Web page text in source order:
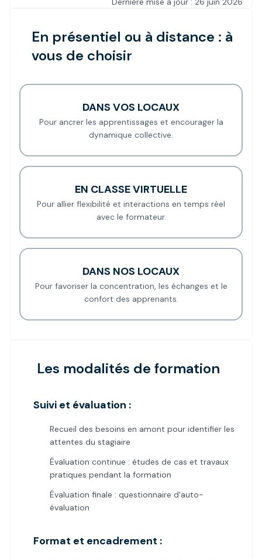
En présentiel ou à distance : à
vous de choisir
DANS VOS LOCAUX
Pour ancrer les apprentissages et encourager la
dynamique collective.
EN CLASSE VIRTUELLE
Pour allier flexibilité et interactions en temps réel
avec le formateur.
DANS NOS LOCAUX
Pour favoriser la concentration, les échanges et le
confort des apprenants.
Les modalités de formation
Suivi et évaluation :
Recueil des besoins en amont pour identifier les
attentes du stagiaire
Évaluation continue : études de cas et travaux
pratiques pendant la formation
Évaluation finale : questionnaire d'auto-
évaluation
Format et encadrement :